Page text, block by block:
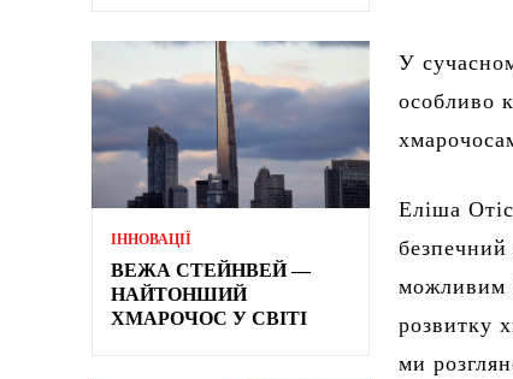
ІННОВАЦІЇ
ВЕЖА СТЕЙНВЕЙ —
НАЙТОНШИЙ
ХМАРОЧОС У СВІТІ
У
особливо
Еліша
можливим
розвитку
ми